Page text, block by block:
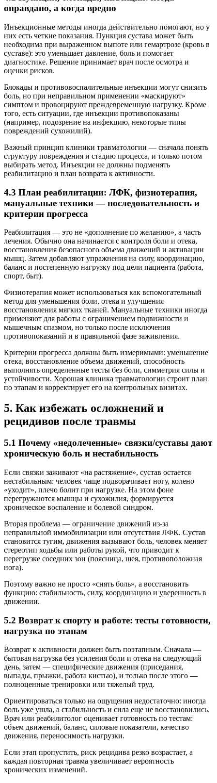
оправдано, а когда вредно
Инъекционные методы иногда действительно помогают, но у
них есть четкие показания. Пункция сустава может быть
необходима при выраженном выпоте или гемартрозе (кровь в
суставе): это уменьшает давление, боль и помогает
диагностике. Решение принимает врач после осмотра и
оценки рисков.
Блокады и противовоспалительные инъекции могут снизить
боль, но при неправильном применении «маскируют»
симптом и провоцируют преждевременную нагрузку. Кроме
того, есть ситуации, где инъекции противопоказаны
(например, подозрение на инфекцию, некоторые типы
повреждений сухожилий).
Важный принцип клиники травматологии — сначала понять
структуру повреждения и стадию процесса, и только потом
выбирать метод. Инъекции не должны подменять
реабилитацию и план возврата к активности.
4.3 План реабилитации: ЛФК, физиотерапия,
мануальные техники — последовательность и
критерии прогресса
Реабилитация — это не «дополнение по желанию», а часть
лечения. Обычно она начинается с контроля боли и отека,
восстановления безопасного объема движений и активации
мышц. Затем добавляют упражнения на силу, координацию,
баланс и постепенную нагрузку под цели пациента (работа,
спорт, быт).
Физиотерапия может использоваться как вспомогательный
метод для уменьшения боли, отека и улучшения
восстановления мягких тканей. Мануальные техники иногда
применяют для работы с ограничением подвижности и
мышечным спазмом, но только после исключения
противопоказаний и в правильной фазе заживления.
Критерии прогресса должны быть измеримыми: уменьшение
отека, восстановление объема движений, способность
выполнять определенные тесты без боли, симметрия силы и
устойчивости. Хорошая клиника травматологии строит план
по этапам и корректирует его на контрольных визитах.
5. Как избежать осложнений и
рецидивов после травмы
5.1 Почему «недолеченные» связки/суставы дают
хроническую боль и нестабильность
Если связки заживают «на растяжение», сустав остается
нестабильным: человек чаще подворачивает ногу, колено
«уходит», плечо болит при нагрузке. На этом фоне
перегружаются мышцы и сухожилия, формируется
хроническое воспаление и болевой синдром.
Вторая проблема — ограничение движений из-за
неправильной иммобилизации или отсутствия ЛФК. Сустав
становится тугим, движения вызывают боль, человек меняет
стереотип ходьбы или работы рукой, что приводит к
перегрузке соседних зон (поясница, шея, противоположная
нога).
Поэтому важно не просто «снять боль», а восстановить
функцию: стабильность, силу, координацию и уверенность в
движении.
5.2 Возврат к спорту и работе: тесты готовности,
нагрузка по этапам
Возврат к активности должен быть поэтапным. Сначала —
бытовая нагрузка без усиления боли и отека на следующий
день, затем — специфические движения (приседания,
выпады, прыжки, работа кистью), и только после этого —
полноценные тренировки или тяжелый труд.
Ориентироваться только на ощущения недостаточно: иногда
боль уже ушла, а стабильность и сила еще не восстановились.
Врач или реабилитолог оценивает готовность по тестам:
объем движений, баланс, силовые показатели, качество
движения, переносимость нагрузки.
Если этап пропустить, риск рецидива резко возрастает, а
каждая повторная травма увеличивает вероятность
хронических изменений.